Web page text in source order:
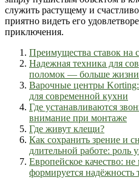
служить растущему и
приятно видеть его
приключения.
Преимущества ставок на
Надежная техника для
поломок — больше жизни
Варочные центры
для современной кухни
Где устанавливаются
внимание при монтаже
Где живут клещи?
Как сохранить зрение и
длительной работе: роль
Европейское качество:
формируется надёжность